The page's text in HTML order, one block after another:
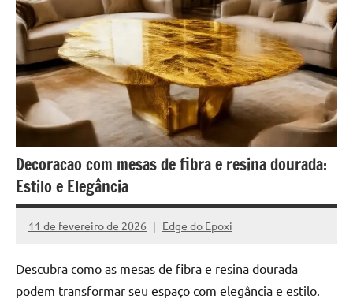
uma
mesa
de
jantar
para
lugares,
você
encontrará
tudo
que
para
transformar
Decoracao com mesas de fibra e resina dourada:
Estilo e Elegância
11 de fevereiro de 2026 Edge do Epoxi
Nenhum
Descubra como as mesas de fibra e resina dourada
podem transformar seu espaço com elegância e estilo.